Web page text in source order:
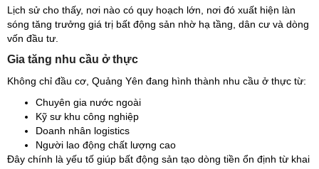
Lịch sử cho thấy, nơi nào có quy hoạch lớn, nơi đó xuất hiện làn
sóng tăng trưởng giá trị bất động sản nhờ hạ tầng, dân cư và dòng
vốn đầu tư.
Gia tăng nhu cầu ở thực
Không chỉ đầu cơ, Quảng Yên đang hình thành nhu cầu ở thực từ:
Chuyên gia nước ngoài
Kỹ sư khu công nghiệp
Doanh nhân logistics
Người lao động chất lượng cao
Đây chính là yếu tố giúp bất động sản tạo dòng tiền ổn định từ khai